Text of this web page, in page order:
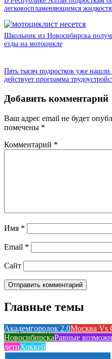
легковоспламеняющимся
Школьник из Новосибирска
езды на мотоцикле
Пять тысяч подростков уже
действует программа
Добавить комментарий
Ваш адрес email не будет
помечены *
Комментарий *
Имя *
Email *
Сайт
Главные темы
Академгородок 2.0Москва Vs
НовосибирскаРавные
детиХоккей